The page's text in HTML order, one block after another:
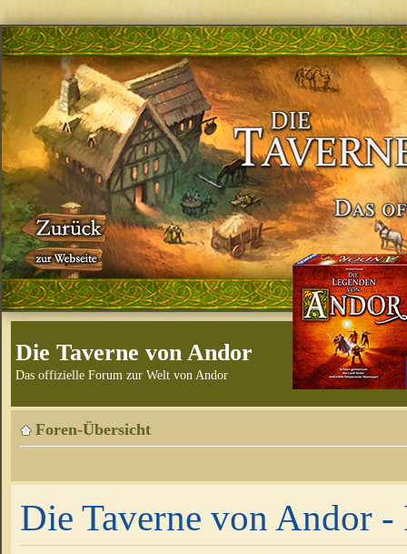
Die Taverne von Andor
Das offizielle Forum zur Welt von Andor
Foren-Übersicht
Die Taverne von Andor